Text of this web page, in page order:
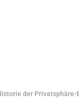
der Privatsphäre-